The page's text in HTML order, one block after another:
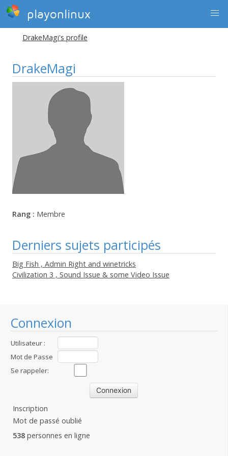
playonlinux
Connexion
Utilisateur :
Mot de Passe
:Se rappeler:
Inscription
Mot de passé oublié
538 personnes en ligne
DrakeMagi's profile
DrakeMagi
Rang : Membre
Derniers sujets participés
Big Fish , Admin Right and winetricks
Civilization 3 , Sound Issue & some Video Issue